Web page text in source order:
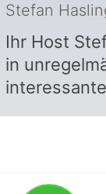
Stefan
Ihr Host
in
vor und
über